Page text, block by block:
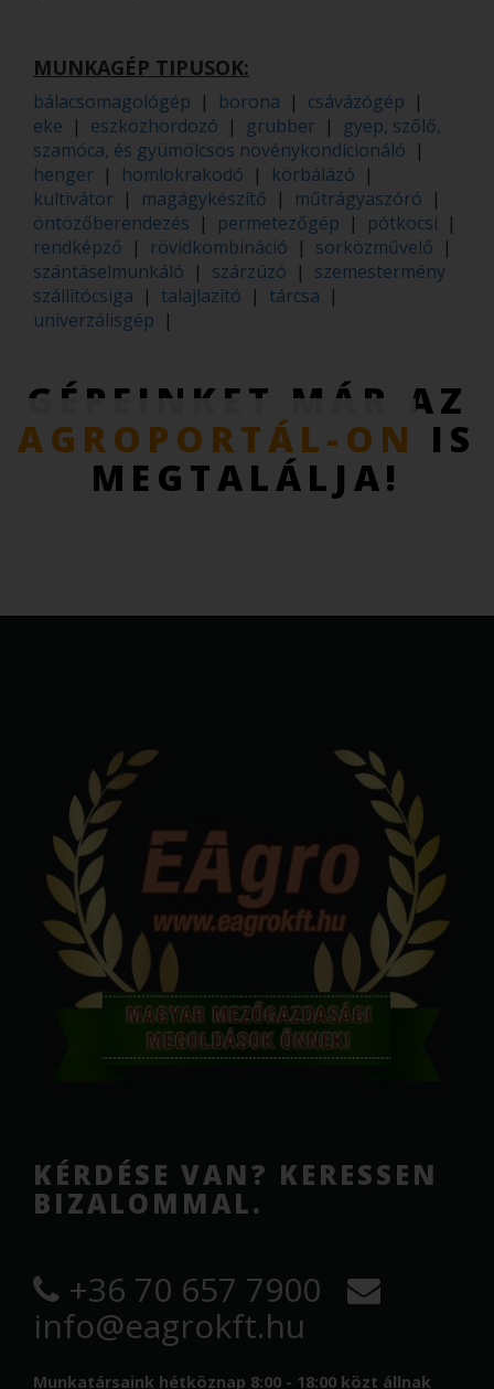
MUNKAGÉP TIPUSOK:
bálacsomagológép | borona | csávázógép |
eke | eszközhordozó | grubber | gyep, szőlő,
szamóca, és gyümölcsös növénykondícionáló |
henger | homlokrakodó | körbálázó |
kultivátor | magágykészítő | műtrágyaszóró |
öntözőberendezés | permetezőgép | pótkocsi |
rendképző | rövidkombináció | sorközművelő |
szántáselmunkáló | szárzúzó | szemestermény
szállítócsiga | talajlazító | tárcsa |
univerzálisgép |
GÉPEINKET MÁR AZ
AGROPORTÁL-ON IS
MEGTALÁLJA!
KÉRDÉSE VAN? KERESSEN
BIZALOMMAL.
+36 70 657 7900
info@eagrokft.hu
Munkatársaink hétköznap 8:00 - 18:00 közt állnak